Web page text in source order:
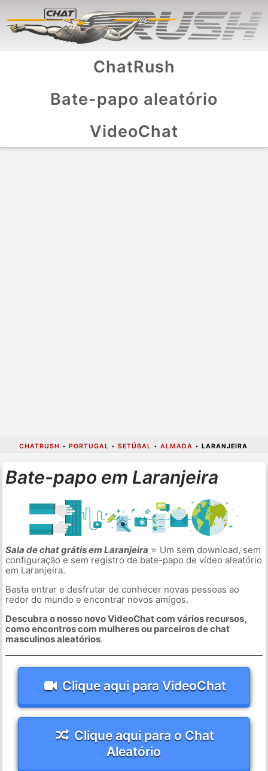
ChatRush
Bate-papo aleatório
VideoChat
CHATRUSH • PORTUGAL • SETÚBAL • ALMADA • LARANJEIRA
Bate-papo em Laranjeira
Sala de chat grátis em Laranjeira ⭐ Um sem download, sem
configuração e sem registro de bate-papo de vídeo aleatório
em Laranjeira.
Basta entrar e desfrutar de conhecer novas pessoas ao
redor do mundo e encontrar novos amigos.
Descubra o nosso novo VideoChat com vários recursos,
como encontros com mulheres ou parceiros de chat
masculinos aleatórios.
Clique aqui para VideoChat
Clique aqui para o Chat
Aleatório